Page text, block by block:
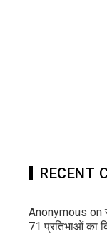
RECENT
Anonymous on
71 प्रतिभाओं का